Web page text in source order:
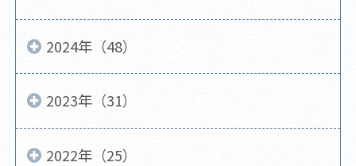
2024年（48）
2023年（31）
2022年（25）